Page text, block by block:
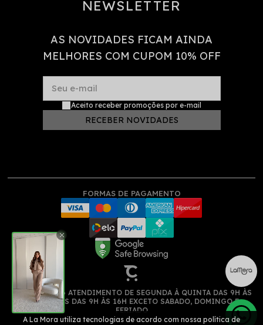
NEWSLETTER
AS NOVIDADES FICAM AINDA
MELHORES COM CUPOM 10% OFF
Seu e-mail
RECEBER NOVIDADES
Aceito receber promoções por e-mail
(11) 913522516 ATENDIMENTO DE SEGUNDA À QUINTA DAS 9H ÀS
17H, SEXTAS DAS 9H ÀS 16H EXCETO SABADO, DOMINGO E
FERIADO
FORMAS DE PAGAMENTO
A La Mora utiliza tecnologias de acordo com nossa política de